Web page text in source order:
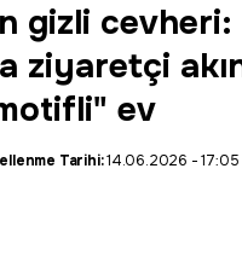
gizli cevheri:
ziyaretçi
ev
Tarihi:14.06.2026 - 17:05